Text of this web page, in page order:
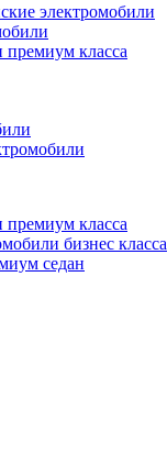
электромобили
класса
класса
бизнес класса
седан